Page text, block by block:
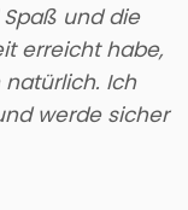
und die
erreicht habe,
Ich
werde sicher